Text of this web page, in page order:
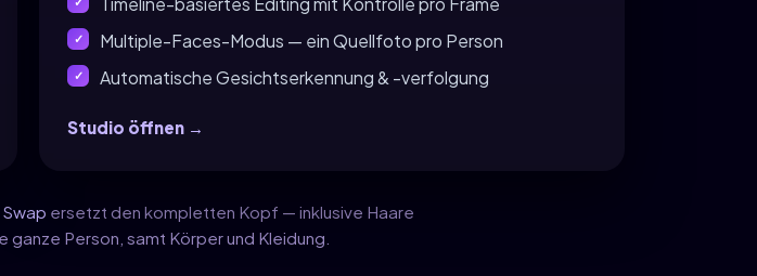
Multiple-Faces-Modus — ein Quellfoto pro Person
Automatische Gesichtserkennung & -verfolgung
Studio öffnen →
ersetzt den kompletten Kopf — inklusive Haare
ganze Person, samt Körper und Kleidung.